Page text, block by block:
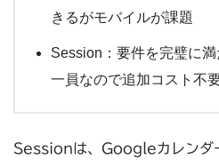
きるがモバイルが課題
Session：要件を完璧に
一員なので追加コスト不
Sessionは、Googleカレンダ